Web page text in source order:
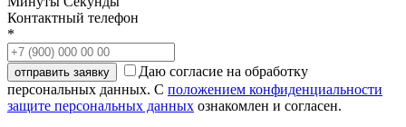
Контактный телефон
*
Даю согласие на обработку
персональных данных. С положением конфиденциальности
защите персональных данных ознакомлен и согласен.